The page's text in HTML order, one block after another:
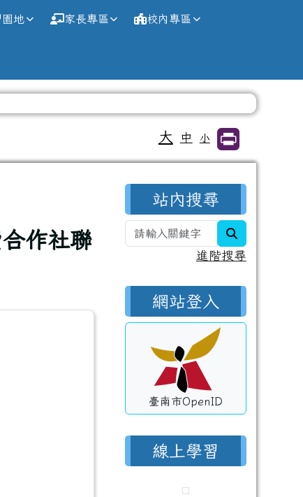
地 家長專區 校內專區
大 中 小
作社聯
右邊區域內容
站內搜尋
進階搜尋
網站登入
臺南市OpenID
線上學習